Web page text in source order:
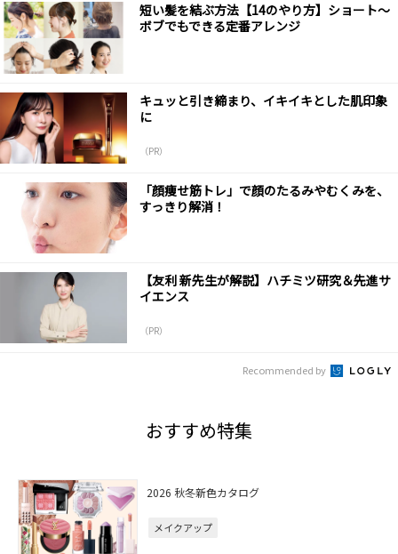
短い髪を結ぶ方法【14のやり方】ショート～
ボブでもできる定番アレンジ
キュッと引き締まり、イキイキとした肌印象
に
（PR）
「顔痩せ筋トレ」で顔のたるみやむくみを、
すっきり解消！
【友利 新先生が解説】ハチミツ研究＆先進サ
イエンス
（PR）
Recommended by
おすすめ特集
2026 秋冬新色カタログ
メイクアップ